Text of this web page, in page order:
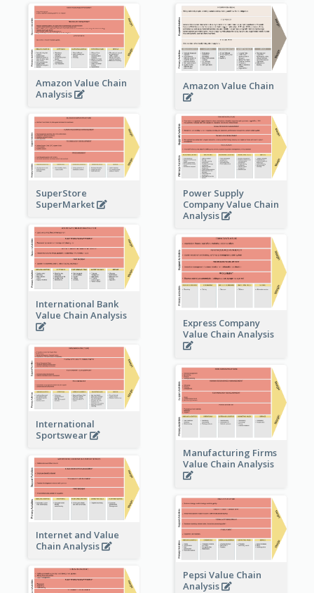
Amazon Value Chain
Analysis
Amazon Value Chain
SuperStore
SuperMarket
Power Supply
Company Value Chain
Analysis
International Bank
Value Chain Analysis
Express Company
Value Chain Analysis
International
Sportswear
Manufacturing Firms
Value Chain Analysis
Internet and Value
Chain Analysis
Pepsi Value Chain
Analysis